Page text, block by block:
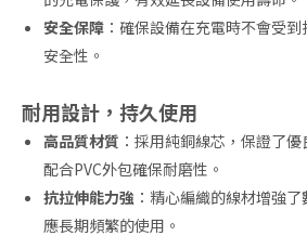
安全保障 ：確保設備在充電時不會受
安全性。
耐用設計，持久使用
高品質材質 ：採用純銅線芯，保證了
配合PVC外包確保耐磨性。
抗拉伸能力強 ：精心編織的線材增強
應長期頻繁的使用。